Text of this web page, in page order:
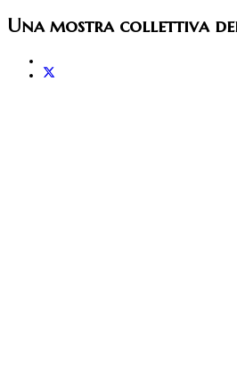
Una mostra collettiva